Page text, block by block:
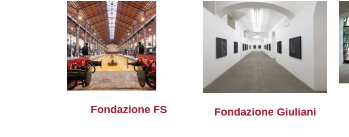
Fondazione FS Fondazione Giuliani